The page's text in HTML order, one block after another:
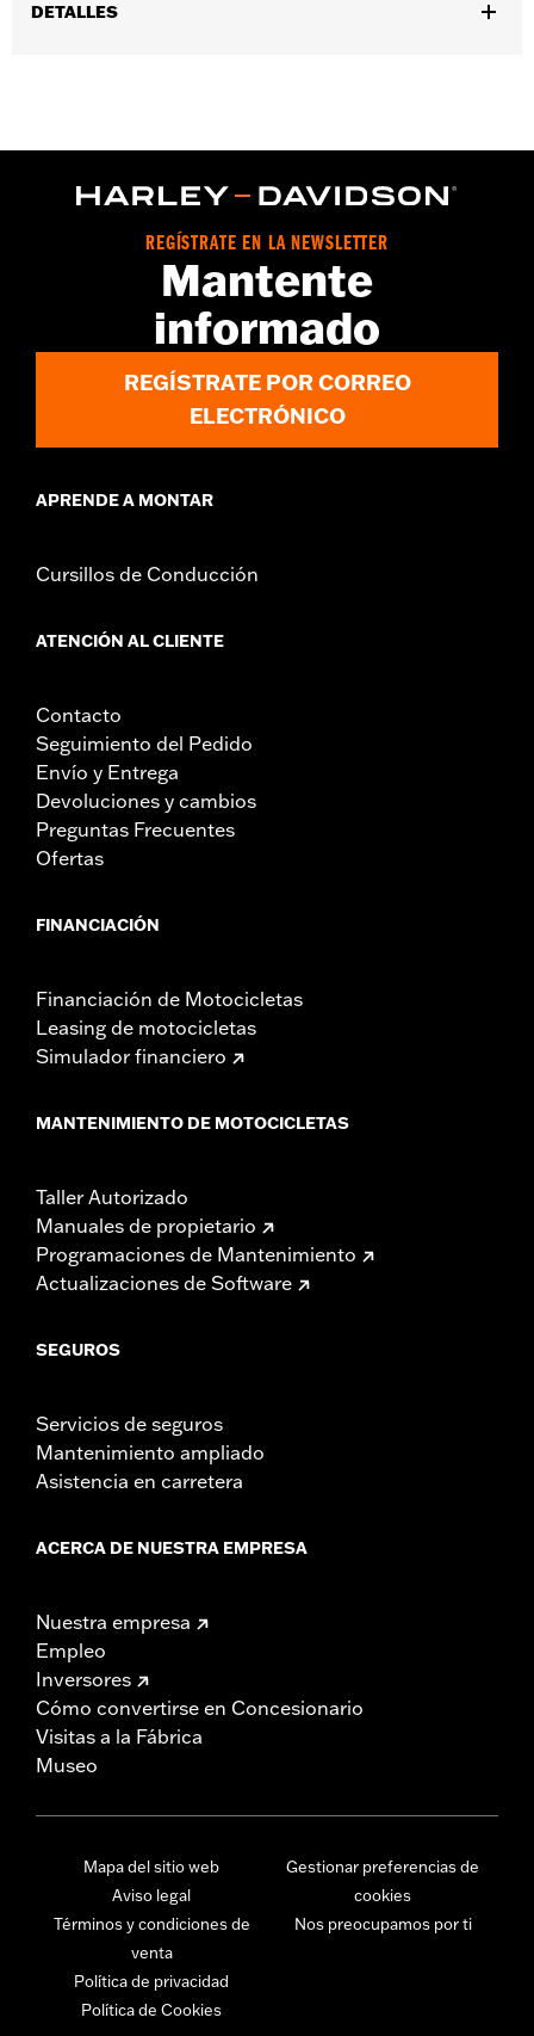
DETALLES
Se vende por unidades:Par
REGÍSTRATE EN LA NEWSLETTER
Mantente
informado
REGÍSTRATE POR CORREO
ELECTRÓNICO
APRENDE A MONTAR
Cursillos de Conducción
ATENCIÓN AL CLIENTE
Contacto
Seguimiento del Pedido
Envío y Entrega
Devoluciones y cambios
Preguntas Frecuentes
Ofertas
FINANCIACIÓN
Financiación de Motocicletas
Leasing de motocicletas
Simulador financiero
MANTENIMIENTO DE MOTOCICLETAS
Taller Autorizado
Manuales de propietario
Programaciones de Mantenimiento
Actualizaciones de Software
SEGUROS
Servicios de seguros
Mantenimiento ampliado
Asistencia en carretera
ACERCA DE NUESTRA EMPRESA
Nuestra empresa
Empleo
Inversores
Cómo convertirse en Concesionario
Visitas a la Fábrica
Museo
Mapa del sitio web
Aviso legal
Términos y condiciones de
venta
Política de privacidad
Política de Cookies
Gestionar preferencias de
cookies
Nos preocupamos por ti